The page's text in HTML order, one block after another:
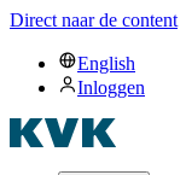
Direct naar de content
English
Inloggen